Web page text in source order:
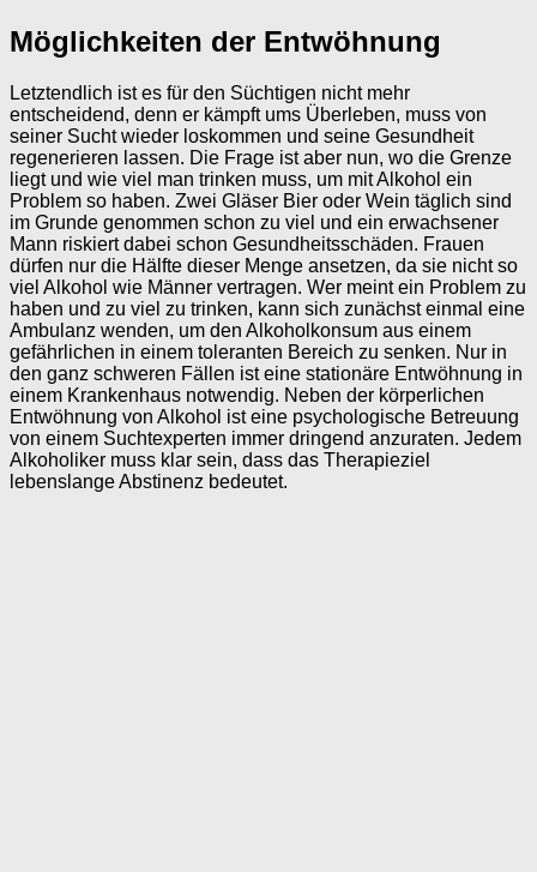
Möglichkeiten der Entwöhnung
Letztendlich ist es für den Süchtigen nicht mehr
entscheidend, denn er kämpft ums Überleben, muss von
seiner Sucht wieder loskommen und seine Gesundheit
regenerieren lassen. Die Frage ist aber nun, wo die Grenze
liegt und wie viel man trinken muss, um mit Alkohol ein
Problem so haben. Zwei Gläser Bier oder Wein täglich sind
im Grunde genommen schon zu viel und ein erwachsener
Mann riskiert dabei schon Gesundheitsschäden. Frauen
dürfen nur die Hälfte dieser Menge ansetzen, da sie nicht so
viel Alkohol wie Männer vertragen. Wer meint ein Problem zu
haben und zu viel zu trinken, kann sich zunächst einmal eine
Ambulanz wenden, um den Alkoholkonsum aus einem
gefährlichen in einem toleranten Bereich zu senken. Nur in
den ganz schweren Fällen ist eine stationäre Entwöhnung in
einem Krankenhaus notwendig. Neben der körperlichen
Entwöhnung von Alkohol ist eine psychologische Betreuung
von einem Suchtexperten immer dringend anzuraten. Jedem
Alkoholiker muss klar sein, dass das Therapieziel
lebenslange Abstinenz bedeutet.